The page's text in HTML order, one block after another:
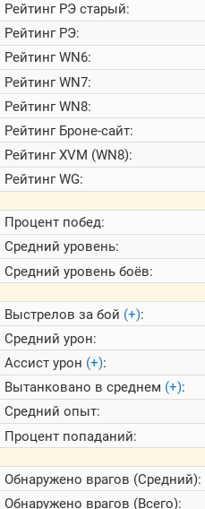
Онлайн
Цветовая
шкала
Теlegram
ВК
Портал
Мира
РейтингРЭ старый:
РейтингРЭ:
РейтингWN6:
РейтингWN7:
РейтингWN8:
РейтингБроне-сайт:
РейтингXVM (WN8):
РейтингWG:
Процент побед:
Средний уровень:
Средний уровень боёв:
Выстрелов за бой (+):
Средний урон:
Ассист урон (+):
Вытанковано в среднем (+):
Средний опыт:
Процент попаданий:
Обнаружено врагов (Средний):
Обнаружено врагов (Всего):